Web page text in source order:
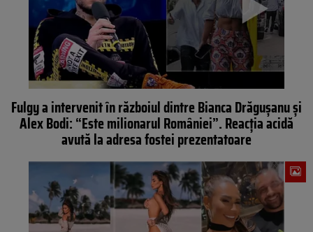
Fulgy a intervenit în războiul dintre Bianca Drăgușanu și
Alex Bodi: “Este milionarul României”. Reacția acidă
avută la adresa fostei prezentatoare